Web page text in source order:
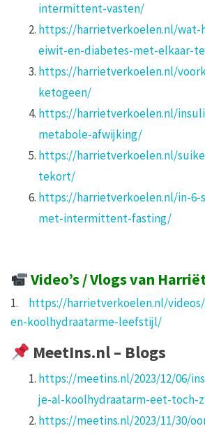
intermittent-vasten/
https://harrietverkoelen.nl/wat-
eiwit-en-diabetes-met-elkaar-
https://harrietverkoelen.nl/
ketogeen/
https://harrietverkoelen.nl/
metabole-afwijking/
https://harrietverkoelen.nl/
tekort/
https://harrietverkoelen.nl/in-6-
met-intermittent-fasting/
Video’s / Vlogs van
1. https://harrietverkoelen.nl/
en-koolhydraatarme-leefstijl/
MeetIns.nl – Blogs
https://meetins.nl/2023/12/06/
je-al-koolhydraatarm-eet-toch-
https://meetins.nl/2023/11/30/